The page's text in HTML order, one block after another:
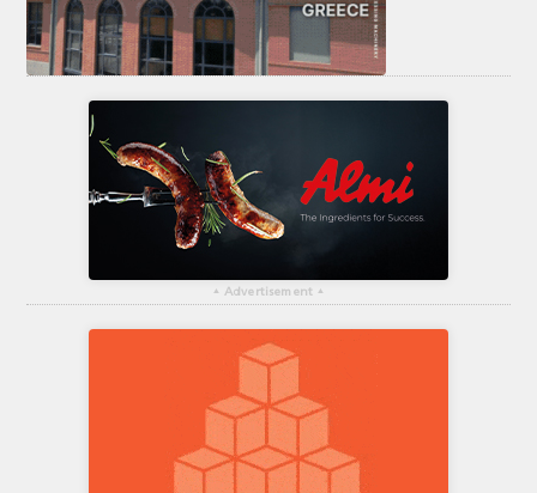
▴ Advertisement ▴